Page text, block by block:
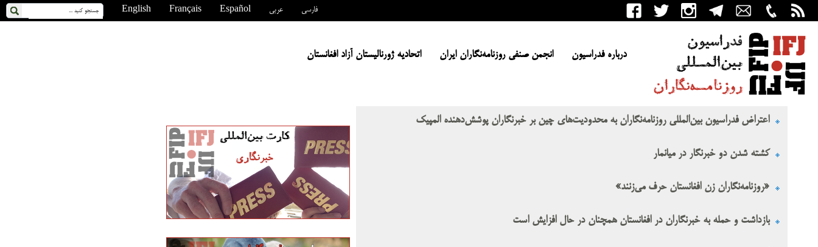
English Français Español عربی فارسی
درباره فدراسیون انجمن صنفی روزنامه‌نگاران ایران اتحادیه ژورنالیستان آزاد افغانستان
اعتراض فدراسیون بین‌المللی روزنامه‌نگاران به محدودیت‌های چین بر خبرنگاران پوشش‌دهنده المپیک
کشته شدن دو خبرنگار در میانمار
«روزنامه‌نگاران زن افغانستان حرف می‌زنند»
بازداشت و حمله به خبرنگاران در افغانستان همچنان در حال افزایش است